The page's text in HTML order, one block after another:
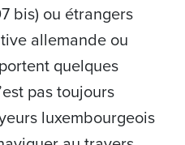
bis) ou étrangers
allemande ou
quelques
pas toujours
luxembourgeois